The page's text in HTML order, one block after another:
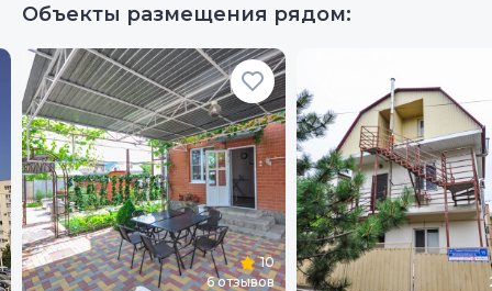
Объекты размещения рядом:
10
6отзывов